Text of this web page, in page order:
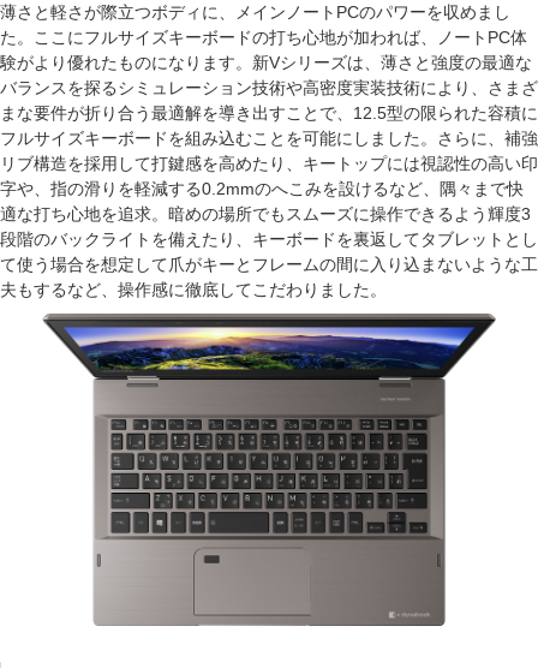
薄さと軽さが際立つボディに、メインノートPCのパワーを収めまし
た。ここにフルサイズキーボードの打ち心地が加われば、ノートPC体
験がより優れたものになります。新Vシリーズは、薄さと強度の最適な
バランスを探るシミュレーション技術や高密度実装技術により、さまざ
まな要件が折り合う最適解を導き出すことで、12.5型の限られた容積に
フルサイズキーボードを組み込むことを可能にしました。さらに、補強
リブ構造を採用して打鍵感を高めたり、キートップには視認性の高い印
字や、指の滑りを軽減する0.2mmのへこみを設けるなど、隅々まで快
適な打ち心地を追求。暗めの場所でもスムーズに操作できるよう輝度3
段階のバックライトを備えたり、キーボードを裏返してタブレットとし
て使う場合を想定して爪がキーとフレームの間に入り込まないような工
夫もするなど、操作感に徹底してこだわりました。